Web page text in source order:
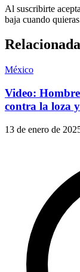
Al suscribirte
baja cuando
México
Video:
contra la loza
13 de enero de